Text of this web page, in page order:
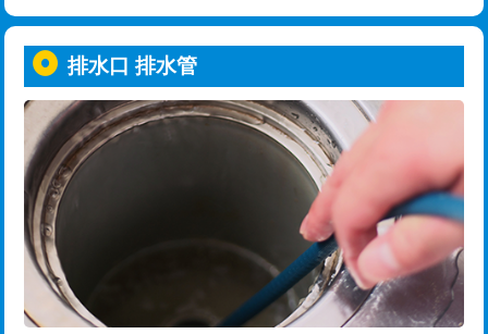
用（追加）/3ｍ超え)
給水管工事※（ライニング鋼管・銅
管・ポリ管・HT管使用/3ｍまで)
44,000円
給水管工事※（ライニング鋼管・銅
管・ポリ管・HT管使用/3ｍ超え)
+8,800円
排水管工事（土の掘削・埋め戻し作
業）
11,000円~
排水管工事（排水管工事/3ｍまで） 55,000円
トーラー機使用/3mまで
追加トーラー機使用/3m超え +3,300円
カメラ調査 33,000円
桝清掃 8,800円
止水・漏水調査・防水処理・清掃・修
理・調整・分解・加工など（軽作業）
11,000円
止水・漏水調査・防水処理・清掃・修
22,000円
排水口 排水管